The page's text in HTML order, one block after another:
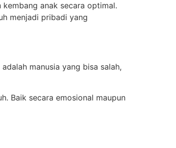
anak secara optimal.
menjadi pribadi yang
manusia yang bisa salah,
Baik secara emosional maupun